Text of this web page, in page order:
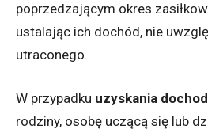
poprzedzającym okres
ustalając ich dochód, nie
utraconego.
W przypadku uzyskania
rodziny, osobę uczącą się lub